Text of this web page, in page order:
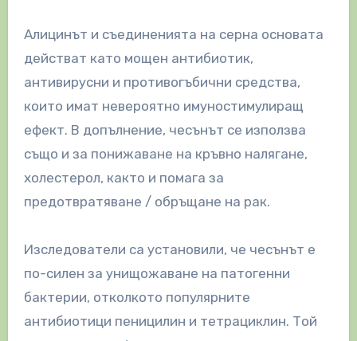
Алицинът и съединенията на серна основата
действат като мощен антибиотик,
антивирусни и противогъбични средства,
които имат невероятно имуностимулиращ
ефект. В допълнение, чесънът се използва
също и за понижаване на кръвно налягане,
холестерол, както и помага за
предотвратяване / обръщане на рак.
Изследователи са установили, че чесънът е
по-силен за унищожаване на патогенни
бактерии, отколкото популярните
антибиотици пеницилин и тетрациклин. Той